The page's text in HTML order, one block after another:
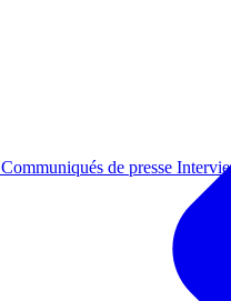
Communiqués de presse